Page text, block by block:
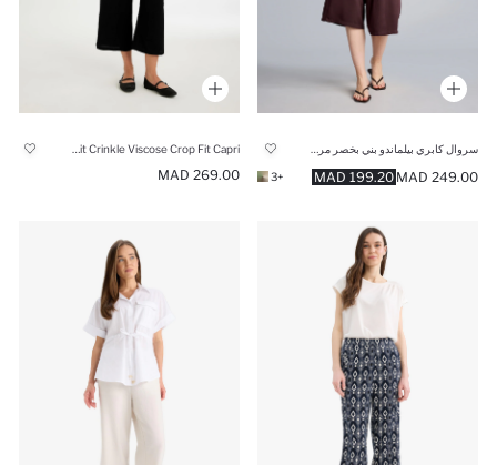
سروال كابري بيلماندو بني بخصر مرتفع
199.20 MAD 249.00 MAD
+3
Regular Fit Crinkle Viscose Crop Fit Capri
269.00 MAD